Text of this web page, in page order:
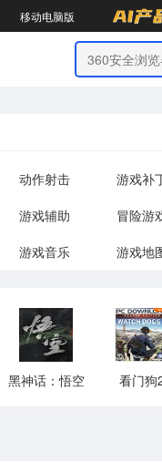
移动电脑版
动作射击 游戏补
游戏辅助 冒险游
游戏音乐 游戏地
黑神话：悟空 看门狗